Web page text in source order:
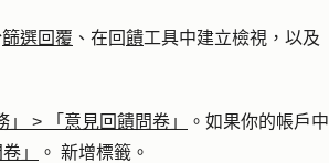
篩選回覆 、在回饋工具中建立檢視，以及
」 > 「意見回饋問卷」
。如果你的帳戶中
」 。 新增標籤。